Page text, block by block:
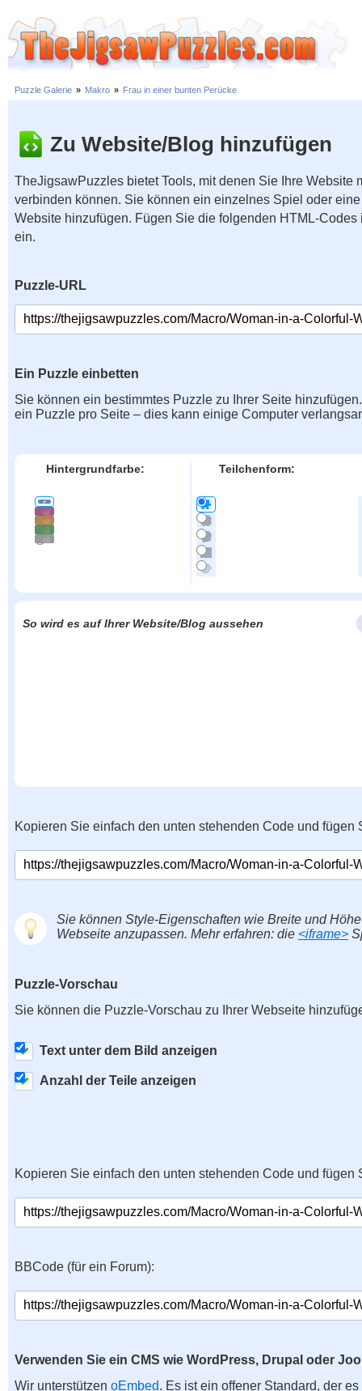
Puzzle Galerie » Makro » Frau in einer bunten Perücke
Zu Website/Blog hinzufügen
TheJigsawPuzzles bietet Tools, mit denen Sie Ihre Website
verbinden können. Sie können ein einzelnes Spiel oder
Website hinzufügen. Fügen Sie die folgenden HTML-
ein.
Puzzle-URL
Ein Puzzle einbetten
Sie können ein bestimmtes Puzzle zu Ihrer Seite
ein Puzzle pro Seite – dies kann einige Computer
Hintergrundfarbe: Teilchenform:
So wird es auf Ihrer Website/Blog aussehen
Kopieren Sie einfach den unten stehenden Code und fügen
Sie können Style-Eigenschaften wie Breite und
Webseite anzupassen. Mehr erfahren: die <iframe>
Puzzle-Vorschau
Sie können die Puzzle-Vorschau zu Ihrer Webseite
Text unter dem Bild anzeigen
Anzahl der Teile anzeigen
Kopieren Sie einfach den unten stehenden Code und fügen
BBCode (für ein Forum):
Verwenden Sie ein CMS wie WordPress, Drupal oder
Wir unterstützen oEmbed. Es ist ein offener Standard, der